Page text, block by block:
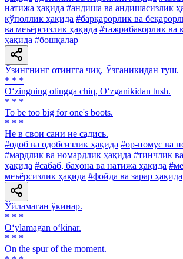
натижа ҳақида #андиша ва андишасизлик
қўполлик ҳақида #барқарорлик ва
ва меъёрсизлик ҳақида #тажрибакорлик ва
ҳақида #бошқалар
Ўзингнинг отингга чиқ, Ўзганикидан туш.
* * *
O‘zingning otingga chiq, O‘zganikidan tush.
* * *
To be too big for one's boots.
* * *
He в свои сани не садись.
#одоб ва одобсизлик ҳақида #ор-номус ва
#мардлик ва номардлик ҳақида #тинчлик
ҳақида #сабаб, баҳона ва натижа ҳақида
меъёрсизлик ҳақида #фойда ва зарар ҳақида
Ўйламаган ўкинар.
* * *
O‘ylamagan o‘kinar.
* * *
On the spur of the moment.